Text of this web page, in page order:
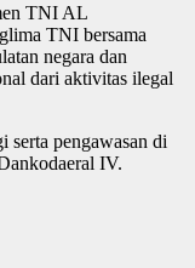
TNI AL
TNI bersama
negara dan
dari aktivitas ilegal
serta pengawasan di
IV.